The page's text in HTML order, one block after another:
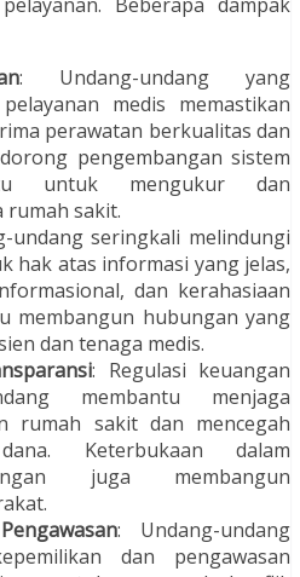
Beberapa dampak
: Undang-undang yang
medis memastikan
perawatan berkualitas dan
pengembangan sistem
untuk mengukur dan
rumah sakit.
undang seringkali melindungi
hak atas informasi yang jelas,
dan kerahasiaan
membangun hubungan yang
dan tenaga medis.
: Regulasi keuangan
membantu menjaga
rumah sakit dan mencegah
Keterbukaan dalam
juga membangun
: Undang-undang
dan pengawasan